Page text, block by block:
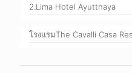
2.Lima Hotel Ayutthaya
โรงแรมThe Cavalli Casa